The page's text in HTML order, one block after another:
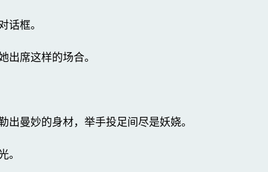
话框。
出席这样的场合。
出曼妙的身材，举手投足间尽是妖娆。
。